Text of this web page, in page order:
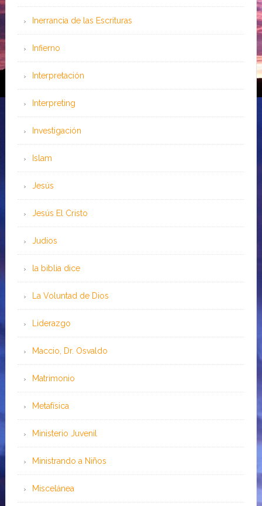
Inerrancia de las Escrituras
Infierno
Interpretación
Interpreting
Investigación
Islam
Jesús
Jesús El Cristo
Judíos
la biblia dice
La Voluntad de Dios
Liderazgo
Maccio, Dr. Osvaldo
Matrimonio
Metafísica
Ministerio Juvenil
Ministrando a Niños
Miscelánea